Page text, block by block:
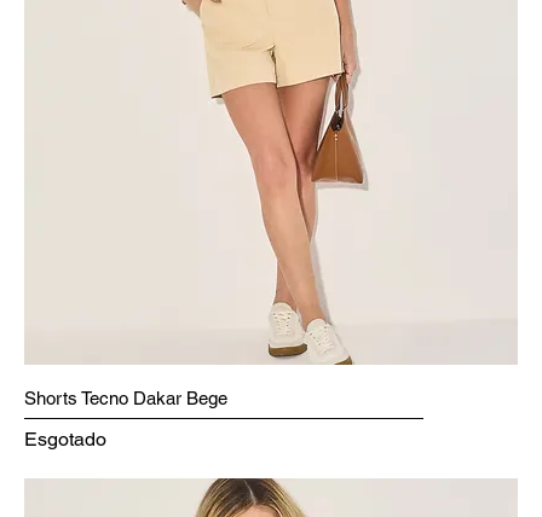
Shorts Tecno Dakar Bege
Esgotado